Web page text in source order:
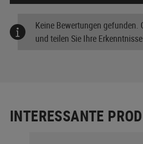
Keine Bewertungen gefunden.
und teilen Sie Ihre
INTERESSANTE